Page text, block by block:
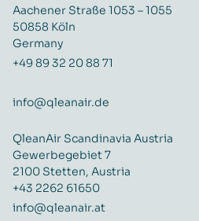
Aachener Straße 1053 – 1055
50858 Köln
Germany
+49 89 32 20 88 71
info@qleanair.de
QleanAir Scandinavia Austria
Gewerbegebiet 7
2100 Stetten, Austria
+43 2262 61650
info@qleanair.at